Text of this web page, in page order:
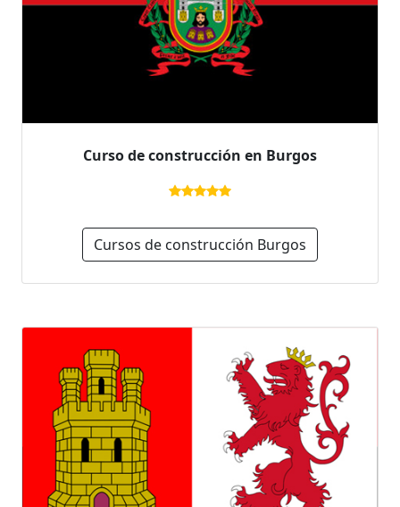
Curso de construcción en Burgos
Cursos de construcción Burgos